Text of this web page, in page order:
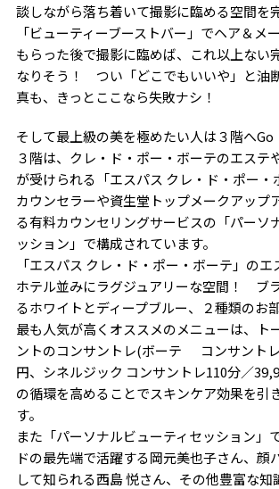
談しながら落ち着いて撮影に臨める空間を
「ビューティーブーストバー」でヘア＆メ
もらった後で撮影に臨めば、これ以上ない
なりそう！ つい「どこでもいいや」と油
真も、きっとここなら失敗ナシ！
そして最上級の美を極めたい人は３階へGo
３階は、クレ・ド・ポー・ボーテのエステ
が受けられる「エスパス クレ・ド・ポー・
カウンセラーや資生堂トップメークアップ
る有料カウンセリングサービスの「パーソ
ッション」で構成されています。
「エスパス クレ・ド・ポー・ボーテ」の
ホテル並みにラグジュアリーな空間！ ブ
るホワイトとディープブルー、２種類のお
最も人気が高くオススメのメニューは、ト
ントのコンサントレ(ボーテ コンサント
円、シネルジック コンサントレ110分／
の循環を高めることでスキンケア効果を引
す。
また「パーソナルビューティセッション」
ドの最先端で活躍する岡元美也子さん、顔
して知られる西島 悦さん、その他豊富な知